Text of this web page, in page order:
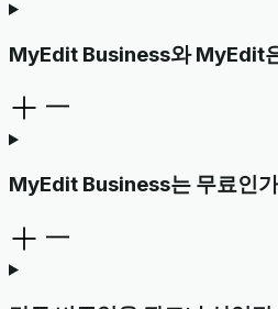
MyEdit Business와 MyEdit
MyEdit Business는 무료인